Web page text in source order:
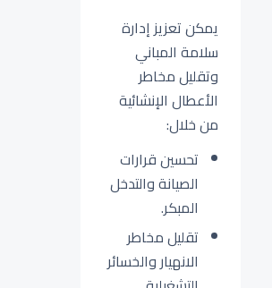
يمكن تعزيز إدارة
سلامة المباني
وتقليل مخاطر
الأعطال الإنشائية
من خلال:
تحسين قرارات
الصيانة والتدخل
المبكر.
تقليل مخاطر
الانهيار والخسائر